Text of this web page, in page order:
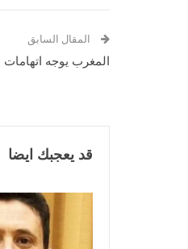
المقال السابق
المغرب يوجه اتهامات
قد يعجبك ايضا